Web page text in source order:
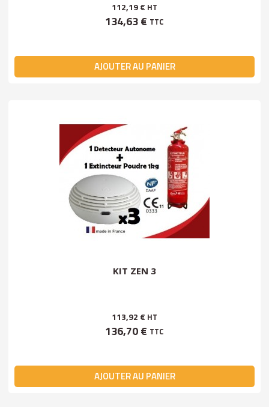
112,19 € HT
134,63 € TTC
AJOUTER AU PANIER
KIT ZEN 3
113,92 € HT
136,70 € TTC
AJOUTER AU PANIER